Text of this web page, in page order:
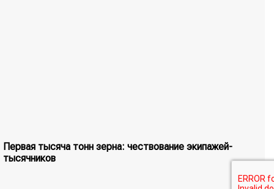
Первая тысяча тонн зерна: чествование экипажей-
тысячников